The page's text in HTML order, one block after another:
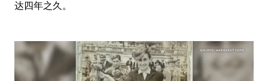
达四年之久。